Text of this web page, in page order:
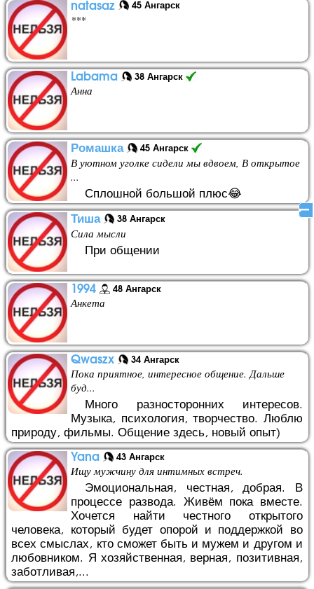
natasaz 45 Ангарск
***
Labama 38 Ангарск
Анна
Ромашка 45 Ангарск
В уютном уголке сидели мы вдвоем, В открытое
...
Сплошной большой плюс😂
Тиша 38 Ангарск
Сила мысли
При общении
1994 48 Ангарск
Анкета
Qwaszx 34 Ангарск
Пока приятное, интересное общение. Дальше
буд...
Много разносторонних интересов.
Музыка, психология, творчество. Люблю
природу, фильмы. Общение здесь, новый опыт)
Yana 43 Ангарск
Ищу мужчину для интимных встреч.
Эмоциональная, честная, добрая. В
процессе развода. Живём пока вместе.
Хочется найти честного открытого
человека, который будет опорой и поддержкой во
всех смыслах, кто сможет быть и мужем и другом и
любовником. Я хозяйственная, верная, позитивная,
заботливая,...
1